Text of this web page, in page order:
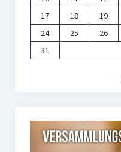
17
18 19
24
25 26
31